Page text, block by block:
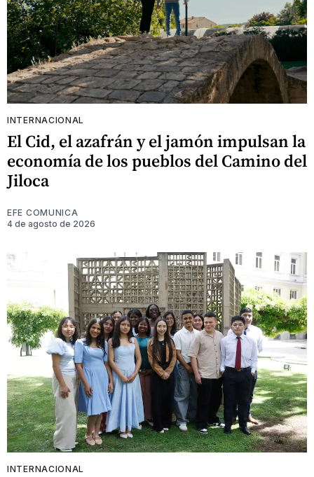
INTERNACIONAL
El Cid, el azafrán y el jamón impulsan la
economía de los pueblos del Camino del
Jiloca
EFE COMUNICA
4 de agosto de 2026
INTERNACIONAL